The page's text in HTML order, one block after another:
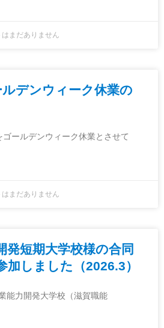
はまだありません
デンウィーク休業の
ールデンウィーク休業とさせて
はまだありません
発短期大学校様の合同
加しました（2026.3）
能力開発大学校（滋賀職能